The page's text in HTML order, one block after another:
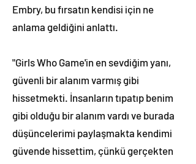
Embry, bu fırsatın kendisi için ne
anlama geldiğini anlattı.
"Girls Who Game'in en sevdiğim yanı,
güvenli bir alanım varmış gibi
hissetmekti. İnsanların tıpatıp benim
gibi olduğu bir alanım vardı ve burada
düşüncelerimi paylaşmakta kendimi
güvende hissettim, çünkü gerçekten